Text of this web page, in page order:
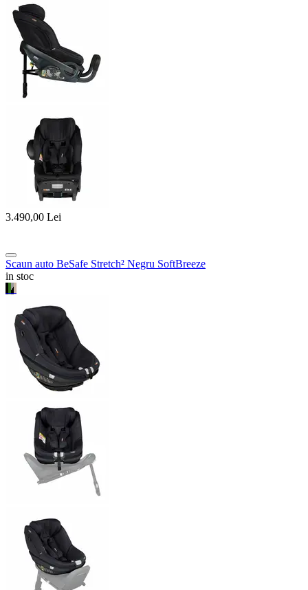
3.490,00 Lei
Scaun auto BeSafe Stretch² Negru SoftBreeze
in stoc